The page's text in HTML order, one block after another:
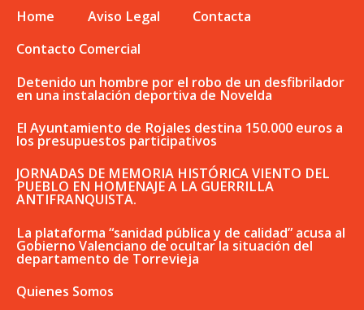
Home Aviso Legal
Contacta
Contacto Comercial
Detenido un hombre por el robo de un desfibrilador
en una instalación deportiva de Novelda
El Ayuntamiento de Rojales destina 150.000 euros a
los presupuestos participativos
JORNADAS DE MEMORIA HISTÓRICA VIENTO DEL
PUEBLO EN HOMENAJE A LA GUERRILLA
ANTIFRANQUISTA.
La plataforma “sanidad pública y de calidad” acusa al
Gobierno Valenciano de ocultar la situación del
departamento de Torrevieja
Quienes Somos